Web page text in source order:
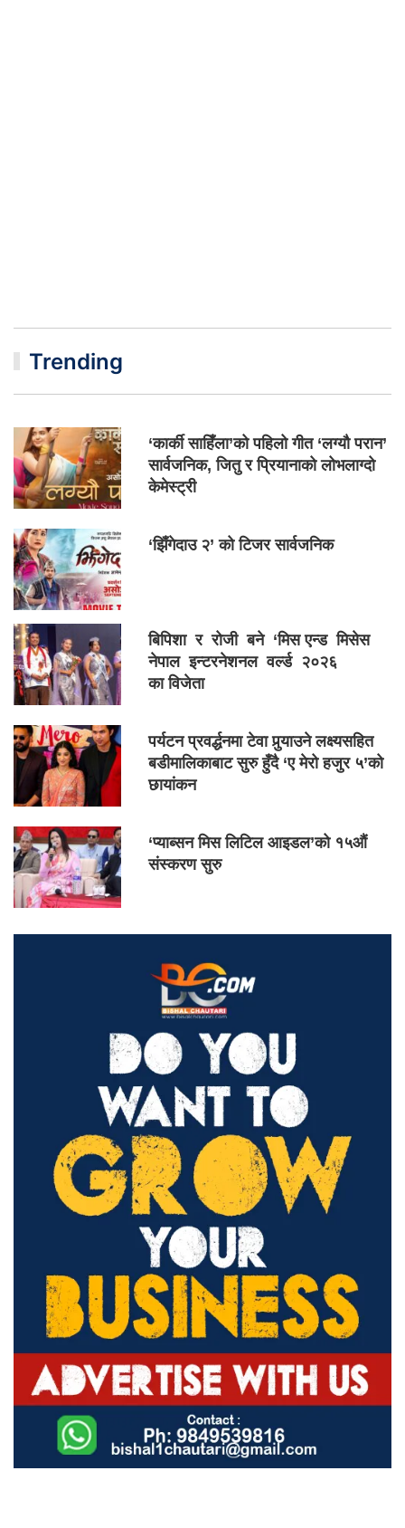
Trending
‘कार्की साहिँला’को पहिलो गीत ‘लग्यौ परान’
सार्वजनिक, जितु र प्रियानाको लोभलाग्दो
केमेस्ट्री
‘झिँगेदाउ २’ को टिजर सार्वजनिक
बिपिशा र रोजी बने ‘मिस एन्ड मिसेस
नेपाल इन्टरनेशनल वर्ल्ड २०२६
का विजेता
पर्यटन प्रवर्द्धनमा टेवा पुर्‍याउने लक्ष्यसहित
बडीमालिकाबाट सुरु हुँदै ‘ए मेरो हजुर ५’को
छायांकन
‘प्याब्सन मिस लिटिल आइडल’को १५औं
संस्करण सुरु